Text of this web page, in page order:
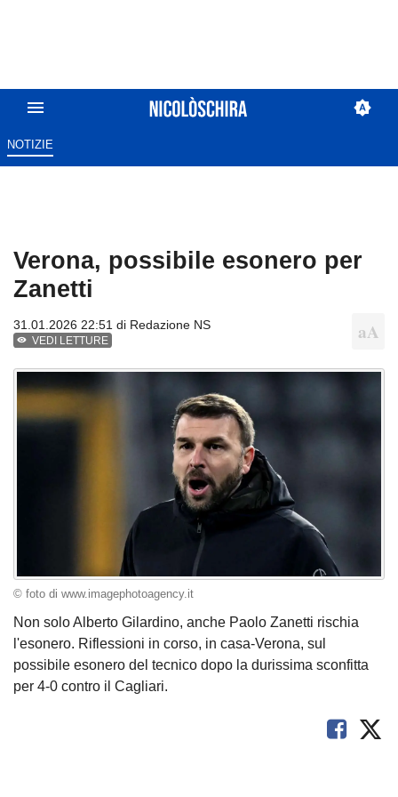
NOTIZIE
Verona, possibile esonero per
Zanetti
31.01.2026 22:51 di Redazione NS
VEDI LETTURE
© foto di www.imagephotoagency.it
Non solo Alberto Gilardino, anche Paolo Zanetti rischia
l'esonero. Riflessioni in corso, in casa-Verona, sul
possibile esonero del tecnico dopo la durissima sconfitta
per 4-0 contro il Cagliari.